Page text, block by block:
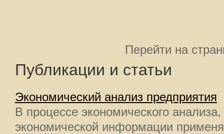
Перейти на
Публикации и статьи
Экономический анализ предприятия
В процессе экономического
экономической информации